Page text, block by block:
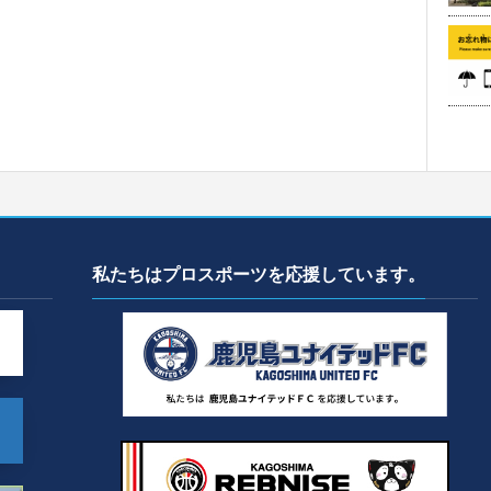
私たちはプロスポーツを応援しています。